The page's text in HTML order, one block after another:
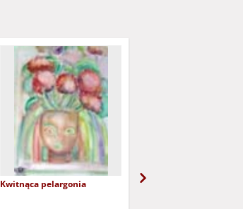
Kwitnąca pelargonia